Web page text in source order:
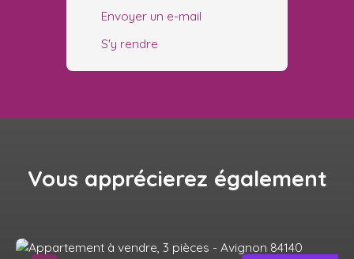
Envoyer un e-mail
S'y rendre
Vous apprécierez également